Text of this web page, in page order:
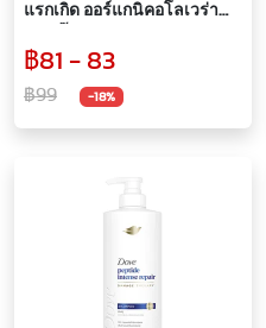
แรกเกิด ออร์แกนิคอโลเวร่า
ระหว่างปรับแพ็คเกจ)
฿81 - 83
฿99 -18%